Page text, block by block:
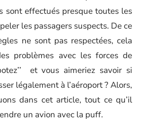
sont effectués presque toutes les
les passagers suspects. De ce
ne sont pas respectées, cela
problèmes avec les forces de
et vous aimeriez savoir si
légalement à l’aéroport ? Alors,
dans cet article, tout ce qu’il
un avion avec la puff.